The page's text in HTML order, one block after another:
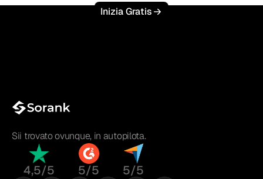
Inizia Gratis
Sii trovato ovunque, in autopilota.
4,5/5 5/5 5/5